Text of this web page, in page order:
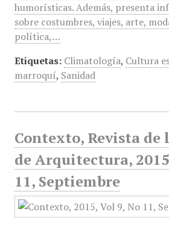
humorísticas. Además, presenta
sobre costumbres, viajes, arte,
política,…
Etiquetas: Climatología, Cultura
marroquí, Sanidad
Contexto, Revista de
de Arquitectura,
11, Septiembre